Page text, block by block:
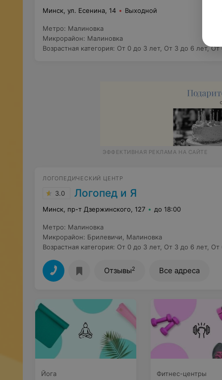
Минск, ул. Есенина, 14 Выходной
Метро: Малиновка
Микрорайон: Малиновка
Возрастная категория: От 0 до 3 лет, От 3 до 6 лет,От
ЭФФЕКТИВНАЯ РЕКЛАМА НА САЙТЕ
ЛОГОПЕДИЧЕСКИЙ ЦЕНТР
3.0 Логопед и Я
Минск, пр-т Дзержинского, 127 до 18:00
Метро: Малиновка
Микрорайон: Брилевичи
Малиновка
Возрастная категория: От 0 до 3 лет, От 3 до 6 лет, От
Отзывы2 Все адреса
Йога Фитнес-центры